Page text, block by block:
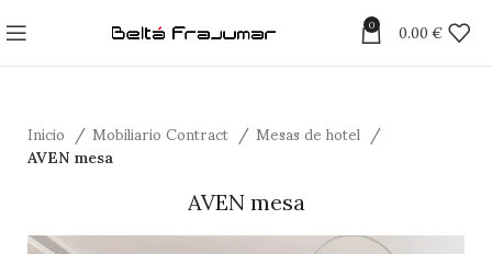
0 0.00 €
Inicio Mobiliario Contract Mesas de hotel
AVEN mesa
AVEN mesa